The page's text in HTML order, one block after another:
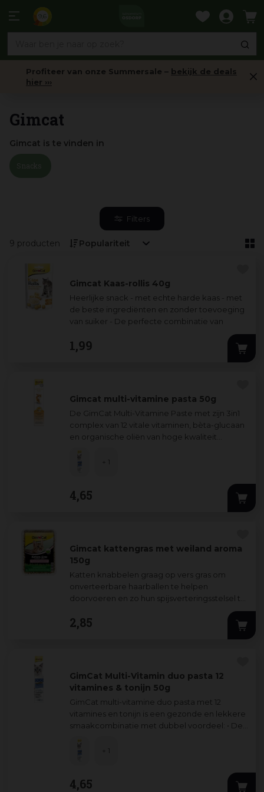
naar
Profiteer van onze Summersale – bekijk de deals
hier ›››
Gimcat
Gimcat is te vinden in
Filters
9 producten
Gimcat Kaas-rollis 40g
Heerlijke snack - met echte harde kaas - met
de beste ingrediënten en zonder toevoeging
van suiker - De perfecte combinatie van
Ingredi
1,99
Gimcat multi-vitamine pasta 50g
De GimCat Multi-Vitamine Paste met zijn 3in1
complex van 12 vitale vitaminen, bèta-glucaan
en organische oliën van hoge kwaliteit
4,65
+ 1
Gimcat kattengras met weiland aroma
150g
Katten knabbelen graag op vers gras om
onverteerbare haarballen te helpen
doorvoeren en zo hun spijsverteringsstelsel te
ondersteunen. Vooral huiskatten gebruiken
hierv...
2,85
GimCat Multi-Vitamin duo pasta 12
vitamines & tonijn 50g
GimCat multi-vitamine duo pasta met 12
vitamines en tonijn is een gezonde en lekkere
smaakcombinatie met dubbel voordeel: • De
4,65
+ 1